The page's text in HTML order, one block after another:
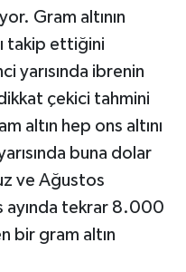
Gram altının
takip ettiğini
yarısında ibrenin
çekici tahmini
altın hep ons altını
buna dolar
ve Ağustos
ayında tekrar 8.000
bir gram altın